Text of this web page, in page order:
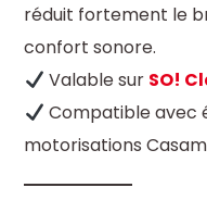
réduit fortement le
confort sonore.
Valable sur SO!
Compatible avec
motorisations